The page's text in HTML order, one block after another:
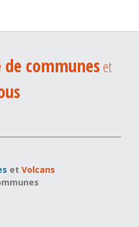
communeset
etVolcans